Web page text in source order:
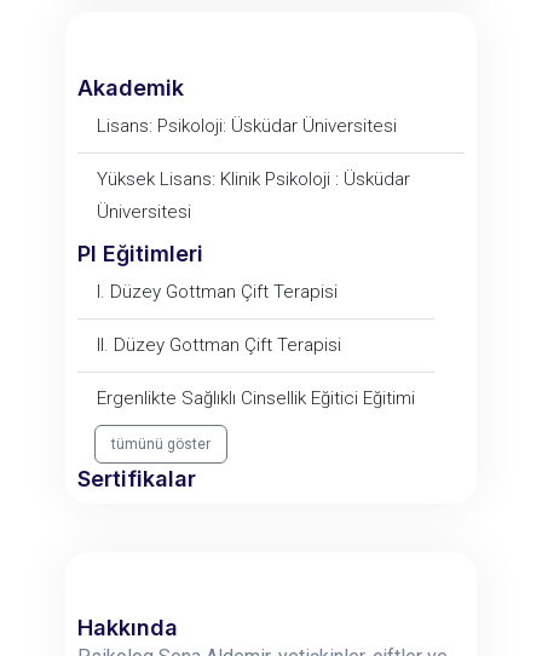
Akademik
Lisans: Psikoloji: Üsküdar Üniversitesi
Yüksek Lisans: Klinik Psikoloji : Üsküdar
Üniversitesi
PI Eğitimleri
I. Düzey Gottman Çift Terapisi
II. Düzey Gottman Çift Terapisi
Ergenlikte Sağlıklı Cinsellik Eğitici Eğitimi
tümünü göster
Sertifikalar
Hakkında